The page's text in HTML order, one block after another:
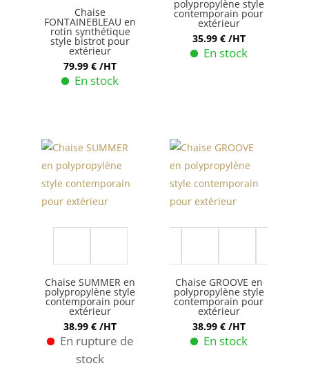
Chaise
FONTAINEBLEAU en
rotin synthétique
style bistrot pour
extérieur
79.99€ /HT
En stock
polypropylène style
contemporain pour
extérieur
35.99 € /HT
En stock
variations.
options
peuvent
choisies
la
page
du
produit
Chaise SUMMER en
polypropylène style
contemporain pour
extérieur
38.99€ /HT
En rupture de
stock
Chaise GROOVE en
polypropylène style
contemporain pour
extérieur
38.99 € /HT
En stock